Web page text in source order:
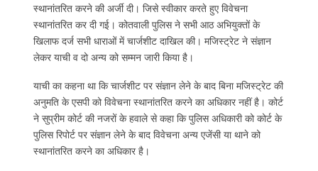
स्थानांतरित करने की अर्जी दी। जिसे स्वीकार करते हुए विवेचना
स्थानांतरित कर दी गई। कोतवाली पुलिस ने सभी आठ अभियुक्तों के
खिलाफ दर्ज सभी धाराओं में चार्जशीट दाखिल की। मजिस्ट्रेट ने संज्ञान
लेकर याची व दो अन्य को सम्मन जारी किया है।
याची का कहना था कि चार्जशीट पर संज्ञान लेने के बाद बिना मजिस्ट्रेट की
अनुमति के एसपी को विवेचना स्थानांतरित करने का अधिकार नहीं है। कोर्ट
ने सुप्रीम कोर्ट की नजरों के हवाले से कहा कि पुलिस अधिकारी को कोर्ट के
पुलिस रिपोर्ट पर संज्ञान लेने के बाद विवेचना अन्य एजेंसी या थाने को
स्थानांतरित करने का अधिकार है।